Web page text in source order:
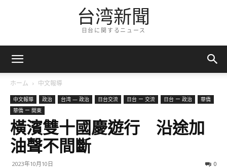
台湾新聞
日台に関するニュース
ホーム 中文報導
中文報導 政治 台湾 — 政治 日台交流 日台 ー 交流 日台 ー 政治
華僑
華僑 ー 関東
橫濱雙十國慶遊行 沿途加
油聲不間斷
2023年10月10日 0